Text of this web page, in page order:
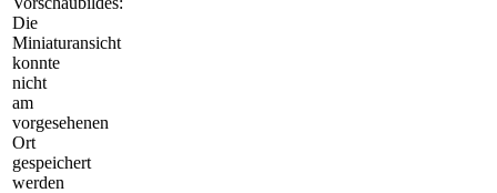
Die
Miniaturansicht
konnte
nicht
am
vorgesehenen
Ort
gespeichert
werden